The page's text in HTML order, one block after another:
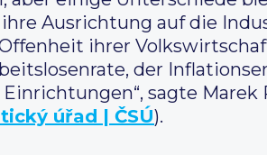
Ausrichtung auf die
ihrer
der
sagte
úřad | ČSÚ).